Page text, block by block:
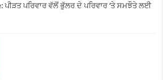
ਪੀੜਤ ਪਰਿਵਾਰ ਵੱਲੋਂ ਭੁੱਲਰ ਦੇ ਪਰਿਵਾਰ ‘ਤੇ ਸਮਝੌਤੇ ਲਈ